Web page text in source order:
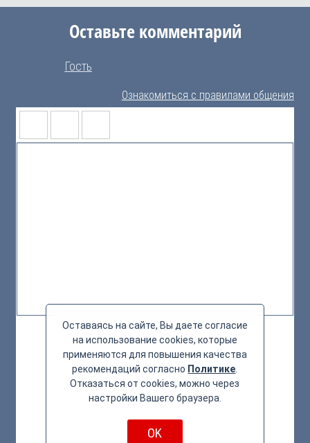
Оставьте комментарий
Гость
Ознакомиться с правилами общения
Оставаясь на сайте, Вы даете согласие
на использование cookies, которые
применяются для повышения качества
рекомендаций согласно Политике
Отказаться от cookies, можно через
настройки Вашего браузера.
OK